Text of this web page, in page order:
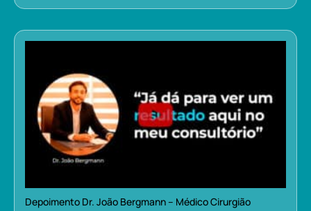
Depoimento Dr. João Bergmann – Médico Cirurgião